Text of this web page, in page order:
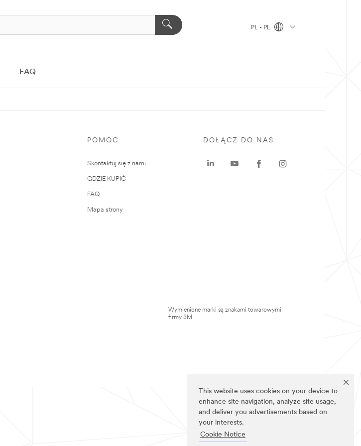
This website uses cookies on your device to
enhance site navigation, analyze site usage,
and deliver you advertisements based on
your interests.
Cookie Notice
PL - PL
FAQ
POMOC
Skontaktuj się z nami
GDZIE KUPIĆ
FAQ
Mapa strony
DOŁĄCZ DO NAS
Wymienione marki są znakami towarowymi
firmy 3M.